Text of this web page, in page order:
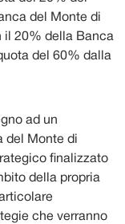
del Monte di
il 20% della Banca
del 60% dalla
ad un
del Monte di
finalizzato
della propria
che verranno